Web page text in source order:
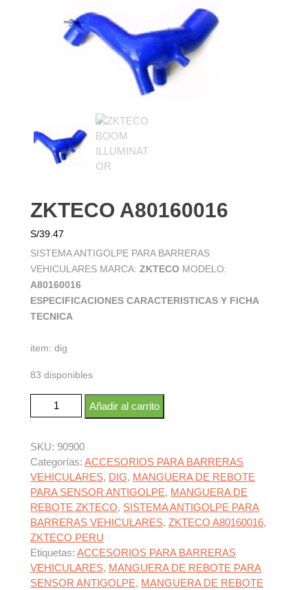
ZKTECO A80160016
S/39.47
SISTEMA ANTIGOLPE PARA BARRERAS
VEHICULARES MARCA: ZKTECO MODELO:
A80160016
ESPECIFICACIONES CARACTERISTICAS Y FICHA
TECNICA
item: dig
83 disponibles
ZKTECO A80160016 cantidad
Añadir al carrito
SKU: 90900
Categorías: ACCESORIOS PARA BARRERAS
VEHICULARES, DIG, MANGUERA DE REBOTE
PARA SENSOR ANTIGOLPE, MANGUERA DE
REBOTE ZKTECO, SISTEMA ANTIGOLPE PARA
BARRERAS VEHICULARES, ZKTECO A80160016,
ZKTECO PERU
Etiquetas: ACCESORIOS PARA BARRERAS
VEHICULARES, MANGUERA DE REBOTE PARA
SENSOR ANTIGOLPE, MANGUERA DE REBOTE